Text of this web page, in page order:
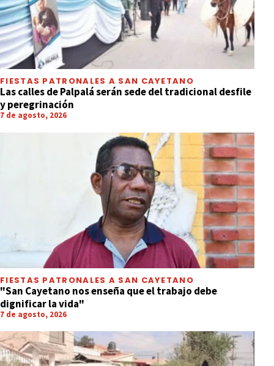
FIESTAS PATRONALES A SAN CAYETANO
Las calles de Palpalá serán sede del tradicional desfile
y peregrinación
7 de agosto, 2026
FIESTAS PATRONALES A SAN CAYETANO
"San Cayetano nos enseña que el trabajo debe
dignificar la vida"
7 de agosto, 2026